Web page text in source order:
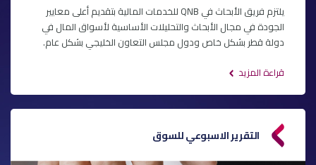
يلتزم فريق الأبحاث في QNB للخدمات المالية بتقديم أعلى معايير
الجودة في مجال الأبحاث والتحليلات الأساسية لأسواق المال في
دولة قطر بشكل خاص ودول مجلس التعاون الخليجي بشكل عام.
قراءة المزيد
التقرير الاسبوعي للسوق